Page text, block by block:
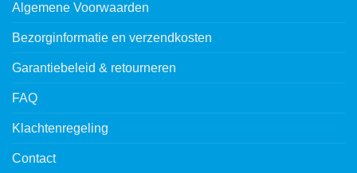
Algemene Voorwaarden
Bezorginformatie en verzendkosten
Garantiebeleid & retourneren
FAQ
Klachtenregeling
Contact